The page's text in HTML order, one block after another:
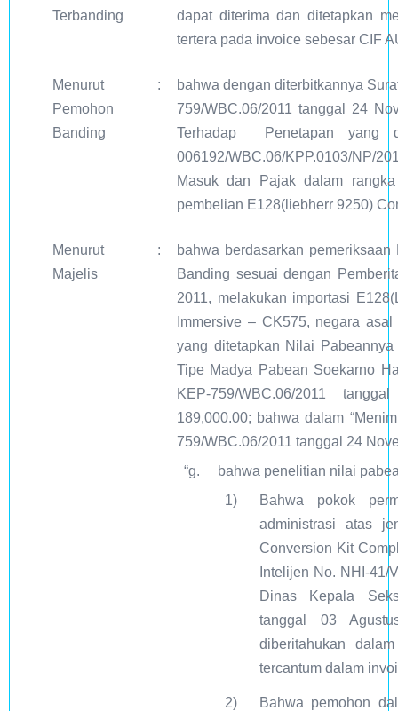
Terbanding
dapat diterima dan ditetapkan
tertera pada invoice sebesar CIF
Menurut
Pemohon
Banding
:
bahwa dengan diterbitkannya
759/WBC.06/2011 tanggal 24
Terhadap Penetapan yang
006192/WBC.06/KPP.0103/NP/
Masuk dan Pajak dalam
pembelian E128(liebherr 9250)
Menurut
Majelis
:
bahwa berdasarkan
Banding sesuai dengan
2011, melakukan importasi
Immersive – CK575, negara
yang ditetapkan Nilai
Tipe Madya Pabean Soekarno
KEP-759/WBC.06/2011
189,000.00; bahwa dalam
759/WBC.06/2011 tanggal 24
“g.
bahwa penelitian nilai
1)
Bahwa pokok
administrasi atas
Conversion Kit
Intelijen No. NHI-41/
Dinas Kepala
tanggal 03
diberitahukan
tercantum dalam
2)
Bahwa pemohon